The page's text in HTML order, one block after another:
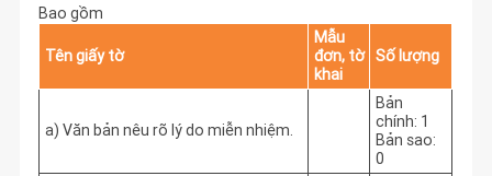
Bao gồm
Tên giấy tờ
Mẫu
đơn, tờ
khai
Số lượng
a) Văn bản nêu rõ lý do miễn nhiệm.
Bản
chính: 1
Bản sao:
0